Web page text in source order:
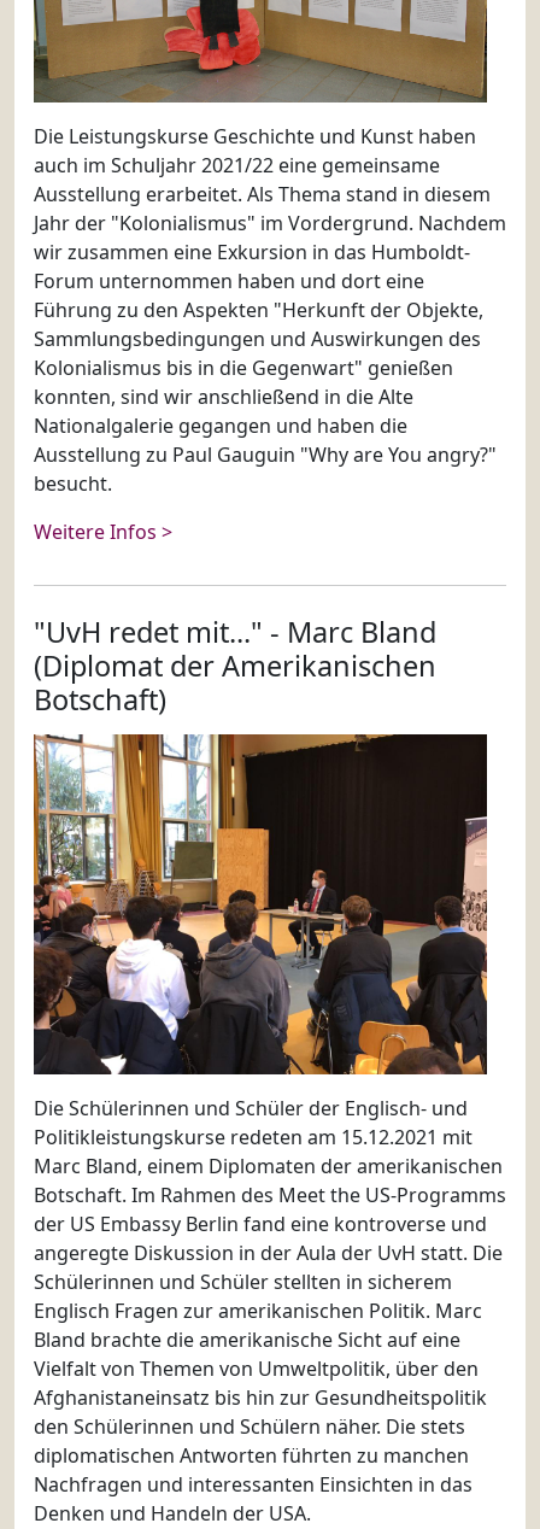
Die Leistungskurse Geschichte und Kunst haben
auch im Schuljahr 2021/22 eine gemeinsame
Ausstellung erarbeitet. Als Thema stand in diesem
Jahr der "Kolonialismus" im Vordergrund. Nachdem
wir zusammen eine Exkursion in das Humboldt-
Forum unternommen haben und dort eine
Führung zu den Aspekten "Herkunft der Objekte,
Sammlungsbedingungen und Auswirkungen des
Kolonialismus bis in die Gegenwart" genießen
konnten, sind wir anschließend in die Alte
Nationalgalerie gegangen und haben die
Ausstellung zu Paul Gauguin "Why are You angry?"
besucht.
Weitere Infos >
"UvH redet mit..." - Marc Bland
(Diplomat der Amerikanischen
Botschaft)
Die Schülerinnen und Schüler der Englisch- und
Politikleistungskurse redeten am 15.12.2021 mit
Marc Bland, einem Diplomaten der amerikanischen
Botschaft. Im Rahmen des Meet the US-Programms
der US Embassy Berlin fand eine kontroverse und
angeregte Diskussion in der Aula der UvH statt. Die
Schülerinnen und Schüler stellten in sicherem
Englisch Fragen zur amerikanischen Politik. Marc
Bland brachte die amerikanische Sicht auf eine
Vielfalt von Themen von Umweltpolitik, über den
Afghanistaneinsatz bis hin zur Gesundheitspolitik
den Schülerinnen und Schülern näher. Die stets
diplomatischen Antworten führten zu manchen
Nachfragen und interessanten Einsichten in das
Denken und Handeln der USA.